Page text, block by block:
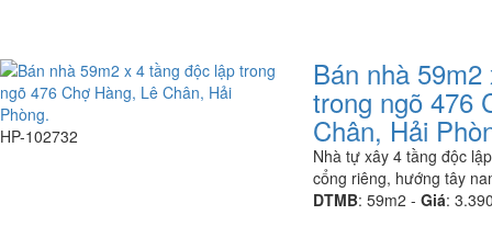
HP-102732
Bán nhà
trong ngõ 476
Chân, Hải
Nhà tự xây 4 tầng độc
cổng riêng, hướng tây
DTMB: 59m2 - Giá: